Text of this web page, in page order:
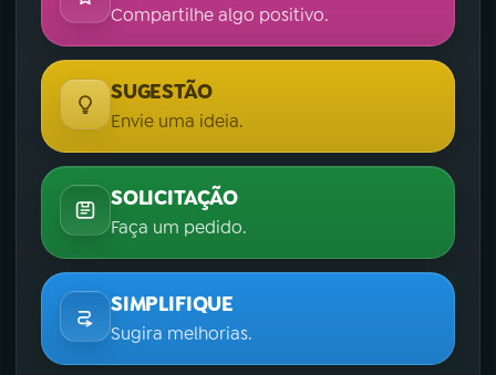
Compartilhe algo positivo.
SUGESTÃO
Envie uma ideia.
SOLICITAÇÃO
Faça um pedido.
SIMPLIFIQUE
Sugira melhorias.